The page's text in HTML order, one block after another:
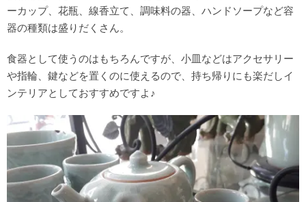
ーカップ、花瓶、線香立て、調味料の器、ハンドソープなど容
器の種類は盛りだくさん。
食器として使うのはもちろんですが、小皿などはアクセサリー
や指輪、鍵などを置くのに使えるので、持ち帰りにも楽だしイ
ンテリアとしておすすめですよ♪